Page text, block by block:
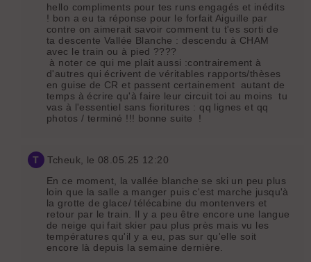
hello compliments pour tes runs engagés et inédits
! bon a eu ta réponse pour le forfait Aiguille par
contre on aimerait savoir comment tu t'es sorti de
ta descente Vallée Blanche : descendu à CHAM
avec le train ou à pied ????
à noter ce qui me plait aussi :contrairement à
d'autres qui écrivent de véritables rapports/thèses
en guise de CR et passent certainement autant de
temps à écrire qu'à faire leur circuit toi au moins tu
vas à l'essentiel sans fioritures : qq lignes et qq
photos / terminé !!! bonne suite !
T Tcheuk , le 08.05.25 12:20
En ce moment, la vallée blanche se ski un peu plus
loin que la salle a manger puis c'est marche jusqu'à
la grotte de glace/ télécabine du montenvers et
retour par le train. Il y a peu être encore une langue
de neige qui fait skier pau plus près mais vu les
températures qu'il y a eu, pas sur qu'elle soit
encore là depuis la semaine dernière.